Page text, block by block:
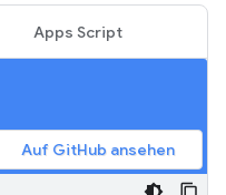
Apps Script
Auf GitHub ansehen